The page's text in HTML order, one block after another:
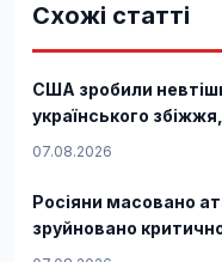
Схожі статті
США зробили
українського
07.08.2026
Росіяни масовано
зруйновано